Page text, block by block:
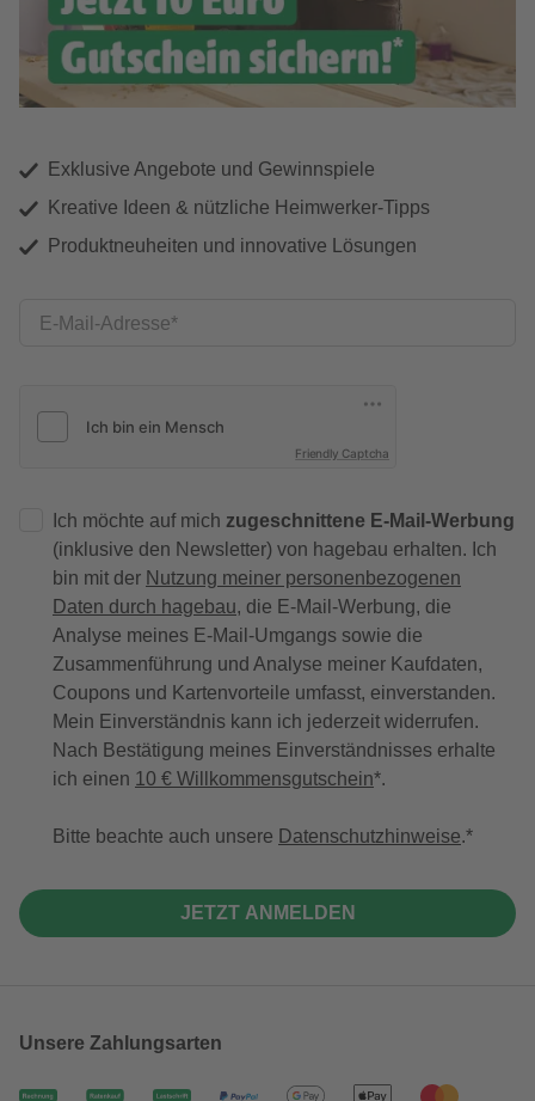
Exklusive Angebote und Gewinnspiele
Kreative Ideen & nützliche Heimwerker-Tipps
Produktneuheiten und innovative Lösungen
E-Mail-Adresse
Friendly Captcha
Ich möchte auf mich zugeschnittene E-Mail-Werbung
(inklusive den Newsletter) von hagebau erhalten. Ich
bin mit der Nutzung meiner personenbezogenen
Daten durch hagebau, die E-Mail-Werbung, die
Analyse meines E-Mail-Umgangs sowie die
Zusammenführung und Analyse meiner Kaufdaten,
Coupons und Kartenvorteile umfasst, einverstanden.
Mein Einverständnis kann ich jederzeit widerrufen.
Nach Bestätigung meines Einverständnisses erhalte
ich einen 10 € Willkommensgutschein*.
Bitte beachte auch unsere Datenschutzhinweise.
JETZT ANMELDEN
Unsere Zahlungsarten